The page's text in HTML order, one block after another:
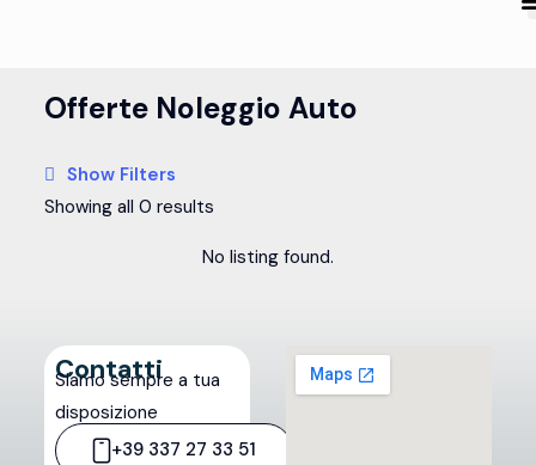
Offerte Noleggio Auto
Show Filters
Showing all 0 results
No listing found.
Contatti
Siamo sempre a tua
disposizione
+39 337 27 33 51